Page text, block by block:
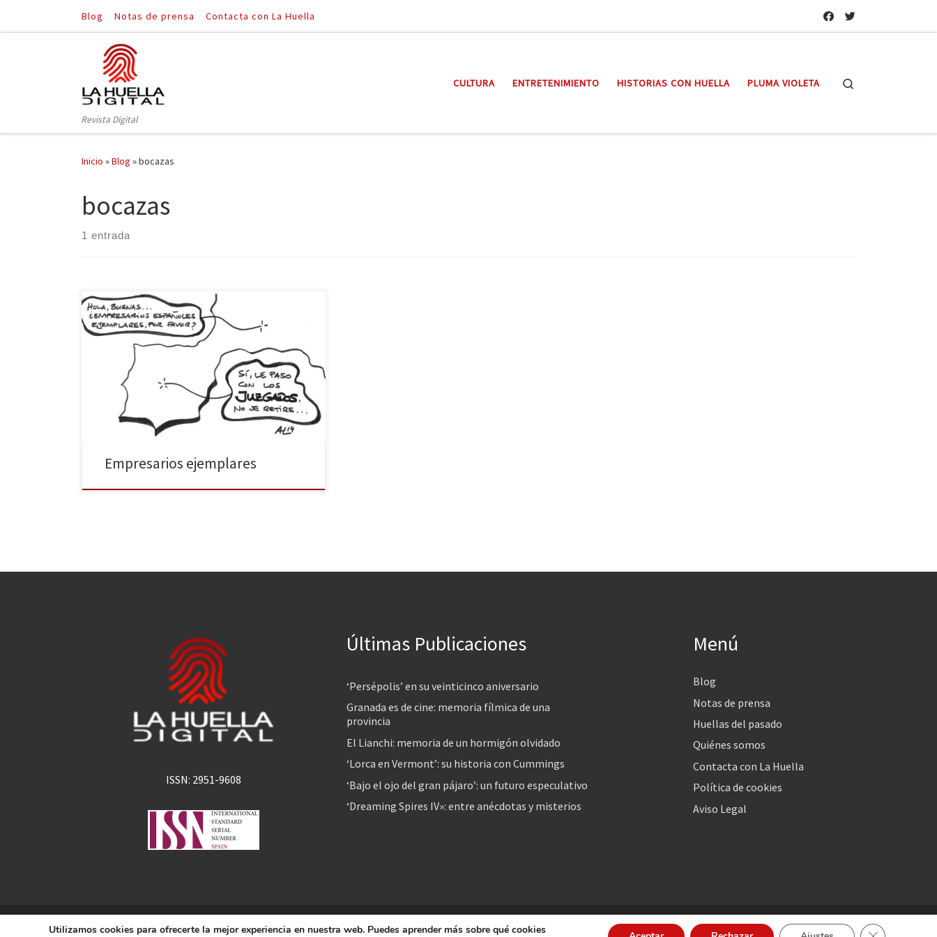
Saltar al contenido
Blog Notas de prensa Contacta con La Huella
Revista Digital
CULTURA ENTRETENIMIENTO HISTORIAS CON HUELLA PLUMA VIOLETA
Inicio »Blog »bocazas
bocazas
1 entrada
¿Qué sería de España sin estos empresarios
ejemplares como Gerardo Díaz-Ferrán, Iñaki
Urdangarín, Arturo Fernández, José María del Nido, y
tantos y tantos otros que pueblan nuestra geografía
ibérica igual que las moscas los excrementos? ¿Qué
sería de España sin estos empresarios
ejemplares que, además, comparten sus
pensamientos y filosofía de vida […]
Empresarios ejemplares
ISSN: 2951-9608
Últimas Publicaciones
‘Persépolis’ en su veinticinco aniversario
Granada es de cine: memoria fílmica de una
provincia
El Lianchi: memoria de un hormigón olvidado
‘Lorca en Vermont’: su historia con Cummings
‘Bajo el ojo del gran pájaro’: un futuro especulativo
‘Dreaming Spires IV»: entre anécdotas y misterios
Menú
Blog
Notas de prensa
Huellas del pasado
Quiénes somos
Contacta con La Huella
Política de cookies
Aviso Legal
© 2026La Huella Digital– Todos los derechos reservados
Utilizamos cookies para ofrecerte la mejor experiencia en nuestra web. Puedes aprender más sobre qué cookies
Cerrar el